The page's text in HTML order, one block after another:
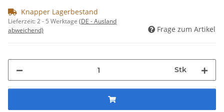
Knapper Lagerbestand
Lieferzeit:2 - 5 Werktage (DE - Ausland
abweichend)
Frage zum Artikel
Stk